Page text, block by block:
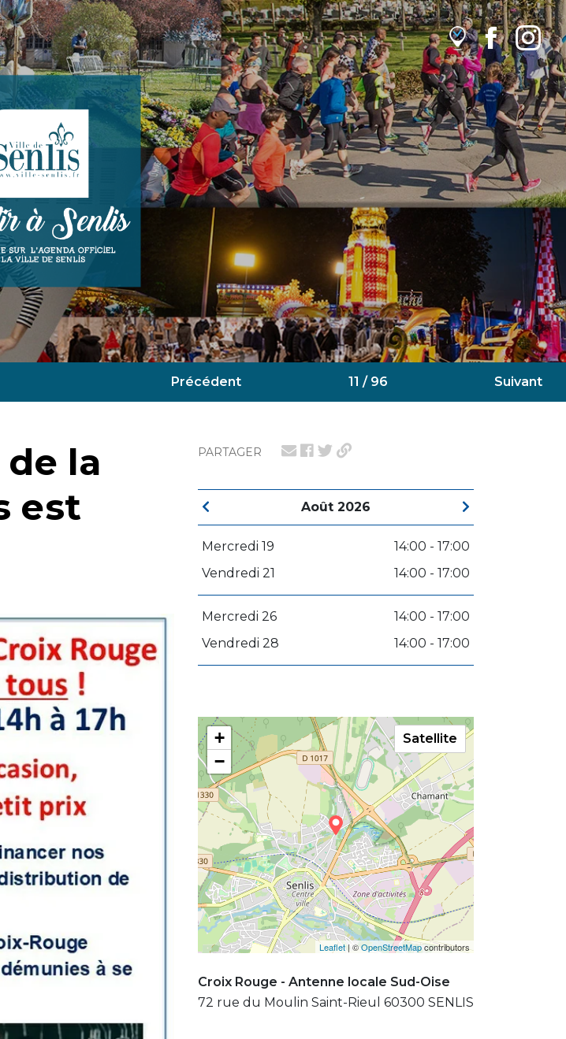
Précédent 11 / 96 Suivant
PARTAGER
Août 2026
Mercredi 19
14:00 - 17:00
Vendredi 21
14:00 - 17:00
Mercredi 26
14:00 - 17:00
Vendredi 28
14:00 - 17:00
+
−
Leaflet| ©OpenStreetMapcontributors
Satellite
Croix Rouge - Antenne locale Sud-Oise
72 rue du Moulin Saint-Rieul 60300 SENLIS
la
est